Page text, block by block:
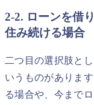
2-2. ローンを借
住み続ける場合
二つ目の選択肢と
いうものがありま
る場合や、今まで